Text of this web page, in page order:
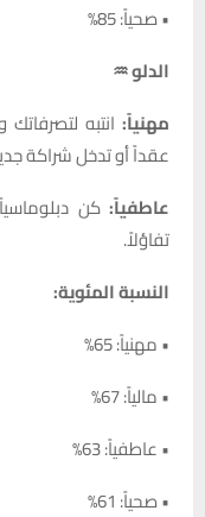
• صحياً: 85%
الدلو ♒
مهنياً: انتبه
عقداً أو تدخل شراكة
عاطفياً: كن
تفاؤلاً.
النسبة المئوية:
• مهنياً: 65%
• مالياً: 67%
• عاطفياً: 63%
• صحياً: 61%